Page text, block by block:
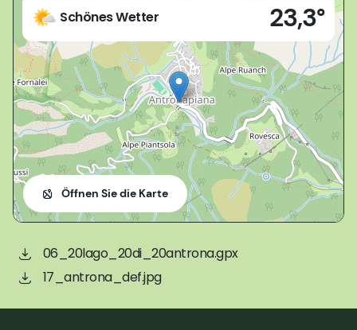
Schönes Wetter 23,3°
Antrona Schieranco (VB)
Öffnen Sie die Karte
06_20lago_20di_20antrona.gpx
17_antrona_def.jpg